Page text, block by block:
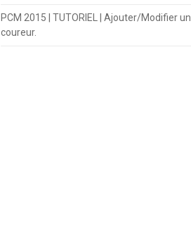
PCM 2015 | TUTORIEL | Ajouter/Modifier un
coureur.